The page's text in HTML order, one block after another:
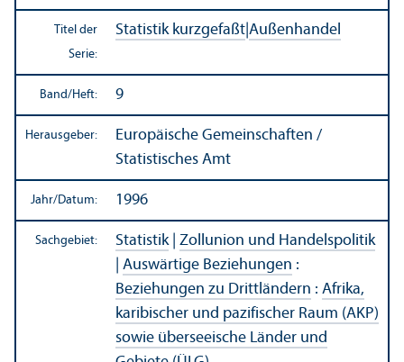
Titel der
Serie:
Statistik kurzgefaßt Außen­handel
Band/Heft: 9
Herausgeber:
Europäische Gemeinschaften /
Statistisches Amt
Jahr/Datum: 1996
Sachgebiet: Statistik| Zollunion und Handels­politik
Auswärtige Beziehungen :
Beziehungen zu Drittländern : Afrika,
karibischer und pazifischer Raum (AKP)
sowie überseeische Länder und